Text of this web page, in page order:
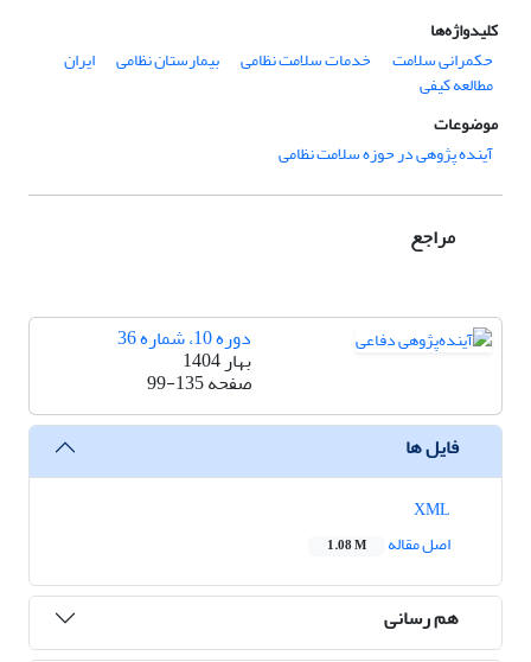
کلیدواژه‌ها
حکمرانی سلامت
خدمات سلامت نظامی بیمارستان نظامی ایران
مطالعه کیفی
موضوعات
آینده پژوهی در حوزه سلامت نظامی
مراجع
دوره 10، شماره 36
بهار 1404
صفحه99-135
فایل ها
اصل مقاله
1.08 M
هم رسانی